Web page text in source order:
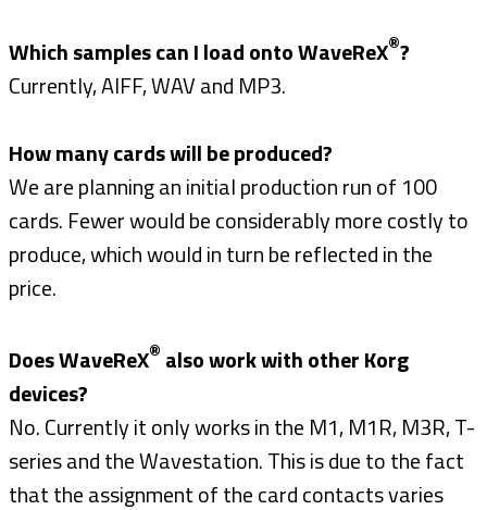
Which samples can I load onto WaveReX®?
Currently, AIFF, WAV and MP3.
How many cards will be produced?
We are planning an initial production run of 100
cards. Fewer would be considerably more costly to
produce, which would in turn be reflected in the
price.
Does WaveReX® also work with other Korg
devices?
No. Currently it only works in the M1, M1R, M3R, T-
series and the Wavestation. This is due to the fact
that the assignment of the card contacts varies